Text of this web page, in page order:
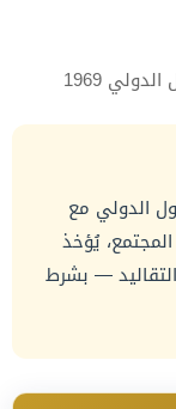
1969
الدولي مع
يُؤخذ
— بشرط